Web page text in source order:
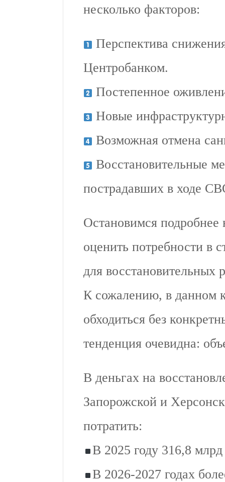
несколько факторов:
Перспектива
Центробанком.
Постепенное
Новые
Возможная отмена
Восстановительные
пострадавших в ходе
Остановимся подробнее
оценить потребности в
для восстановительных
К сожалению, в данном
обходиться без
тенденция очевидна:
В деньгах на
Запорожской и
потратить:
В 2025 году 316,8
В 2026-2027 годах